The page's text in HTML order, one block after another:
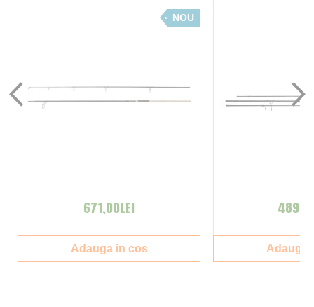
NOU
671,00LEI
Adauga in cos Adauga